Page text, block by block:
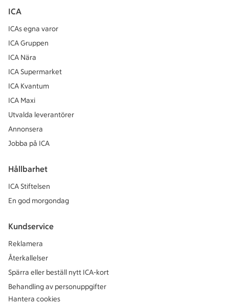
ICA
ICAs egna varor
ICA Gruppen
ICA Nära
ICA Supermarket
ICA Kvantum
ICA Maxi
Utvalda leverantörer
Annonsera
Jobba på ICA
Hållbarhet
ICA Stiftelsen
En god morgondag
Kundservice
Reklamera
Återkallelser
Spärra eller beställ nytt ICA-kort
Behandling av personuppgifter
Hantera cookies